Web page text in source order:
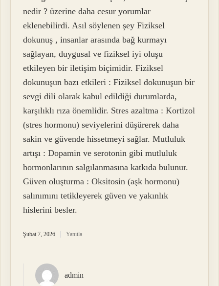
nedir ? üzerine daha cesur yorumlar
eklenebilirdi. Asıl söylenen şey Fiziksel
dokunuş , insanlar arasında bağ kurmayı
sağlayan, duygusal ve fiziksel iyi oluşu
etkileyen bir iletişim biçimidir. Fiziksel
dokunuşun bazı etkileri : Fiziksel dokunuşun bir
sevgi dili olarak kabul edildiği durumlarda,
karşılıklı rıza önemlidir. Stres azaltma : Kortizol
(stres hormonu) seviyelerini düşürerek daha
sakin ve güvende hissetmeyi sağlar. Mutluluk
artışı : Dopamin ve serotonin gibi mutluluk
hormonlarının salgılanmasına katkıda bulunur.
Güven oluşturma : Oksitosin (aşk hormonu)
salınımını tetikleyerek güven ve yakınlık
hislerini besler.
Şubat 7, 2026 Yanıtla
admin